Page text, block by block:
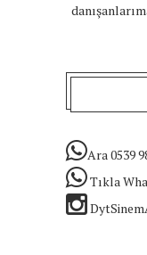
Ara 0539
Tıkla